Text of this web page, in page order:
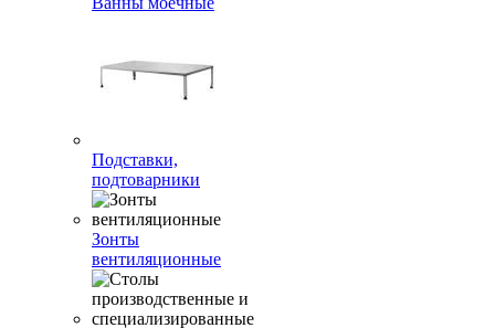
Подставки,
подтоварники
Зонты
вентиляционные